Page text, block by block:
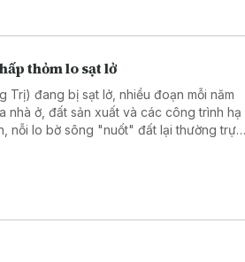
thỏm lo sạt lở
Trị) đang bị sạt lở, nhiều đoạn mỗi năm
nhà ở, đất sản xuất và các công trình hạ
nỗi lo bờ sông "nuốt" đất lại thường trực